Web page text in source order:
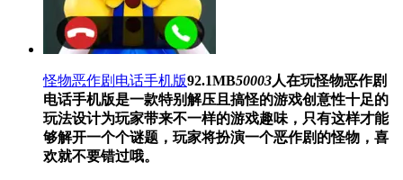
怪物恶作剧电话手机版92.1MB50003人在玩怪物恶作剧
电话手机版是一款特别解压且搞怪的游戏创意性十足的
玩法设计为玩家带来不一样的游戏趣味，只有这样才能
够解开一个个谜题，玩家将扮演一个恶作剧的怪物，喜
欢就不要错过哦。